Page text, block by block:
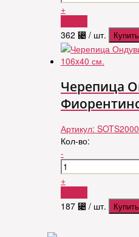
+
362 ⃄ / шт.
Черепица
Артикул:
Кол-во:
-
+
187 ⃄ / шт.